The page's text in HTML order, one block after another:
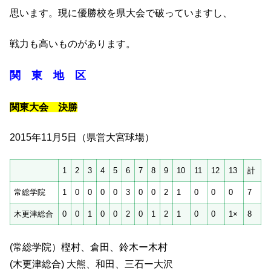
思います。現に優勝校を県大会で破っていますし、
戦力も高いものがあります。
関 東 地 区
関東大会 決勝
2015年11月5日（県営大宮球場）
1 2 3 4 5 6 7 8 9 10 11 12 13 計
常総学院 1 0 0 0 0 3 0 0 2 1 0 0 0 7
木更津総合 0 0 1 0 0 2 0 1 2 1 0 0 1× 8
(常総学院）樫村、倉田、鈴木ー木村
(木更津総合) 大熊、和田、三石ー大沢